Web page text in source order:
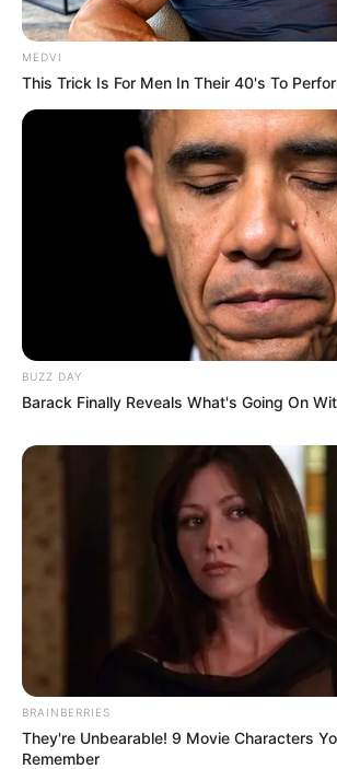
MEDVI
This Trick Is For Men In Their 40's To
BUZZ DAY
Barack Finally Reveals What's Going On
BRAINBERRIES
They're Unbearable! 9 Movie Characters
Remember